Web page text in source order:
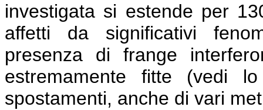
investigata si estende per
affetti da significativi
presenza di frange
estremamente fitte (vedi
spostamenti, anche di vari